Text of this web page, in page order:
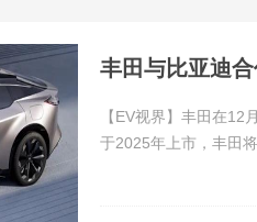
【EV视界】丰田在
于2025年上市，丰田